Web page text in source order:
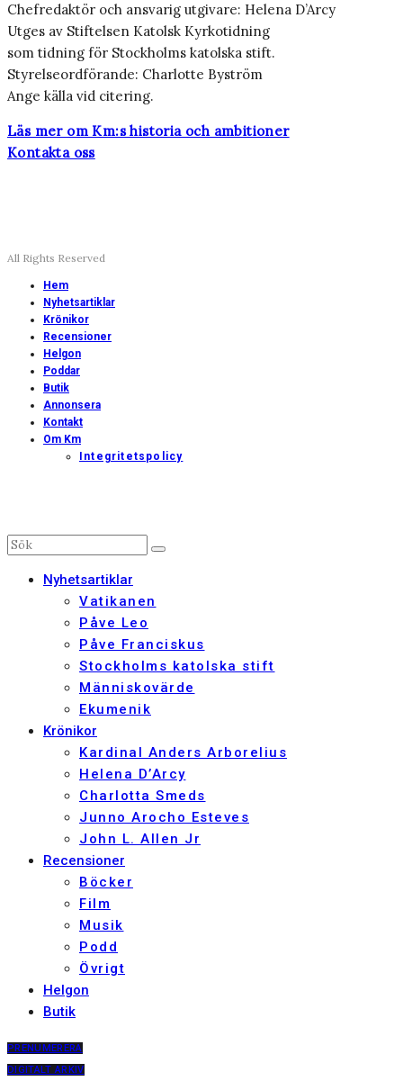
Chefredaktör och ansvarig utgivare: Helena D’Arcy
Utges av Stiftelsen Katolsk Kyrkotidning
som tidning för Stockholms katolska stift.
Styrelseordförande: Charlotte Byström
Ange källa vid citering.
Läs mer om Km:s historia och ambitioner
Kontakta oss
All Rights Reserved
Hem
Nyhetsartiklar
Krönikor
Recensioner
Helgon
Poddar
Butik
Annonsera
Kontakt
Om Km
Integritetspolicy
Nyhetsartiklar
Vatikanen
Påve Leo
Påve Franciskus
Stockholms katolska stift
Människovärde
Ekumenik
Krönikor
Kardinal Anders Arborelius
Helena D’Arcy
Charlotta Smeds
Junno Arocho Esteves
John L. Allen Jr
Recensioner
Böcker
Film
Musik
Podd
Övrigt
Helgon
Butik
PRENUMERERA
DIGITALT ARKIV